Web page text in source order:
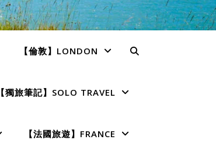
【倫敦】LONDON
【獨旅筆記】SOLO TRAVEL
【法國旅遊】FRANCE